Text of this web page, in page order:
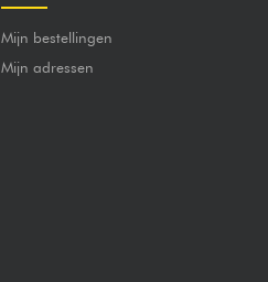
Mijn bestellingen
Mijn adressen